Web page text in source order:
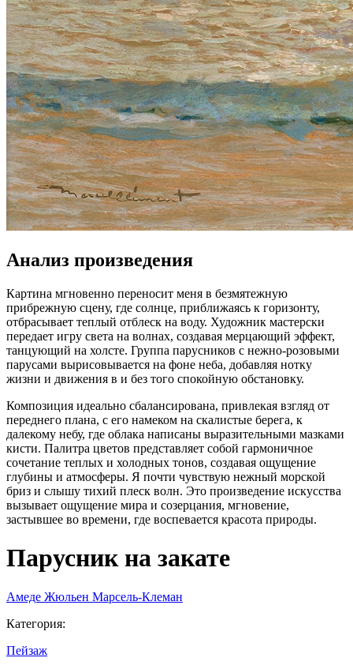
Анализ произведения
Картина мгновенно переносит меня в безмятежную
прибрежную сцену, где солнце, приближаясь к горизонту,
отбрасывает теплый отблеск на воду. Художник мастерски
передает игру света на волнах, создавая мерцающий эффект,
танцующий на холсте. Группа парусников с нежно-розовыми
парусами вырисовывается на фоне неба, добавляя нотку
жизни и движения в и без того спокойную обстановку.
Композиция идеально сбалансирована, привлекая взгляд от
переднего плана, с его намеком на скалистые берега, к
далекому небу, где облака написаны выразительными мазками
кисти. Палитра цветов представляет собой гармоничное
сочетание теплых и холодных тонов, создавая ощущение
глубины и атмосферы. Я почти чувствую нежный морской
бриз и слышу тихий плеск волн. Это произведение искусства
вызывает ощущение мира и созерцания, мгновение,
застывшее во времени, где воспевается красота природы.
Парусник на закате
Амеде Жюльен Марсель-Клеман
Категория:
Пейзаж